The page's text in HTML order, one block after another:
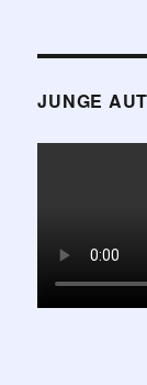
JUNGE